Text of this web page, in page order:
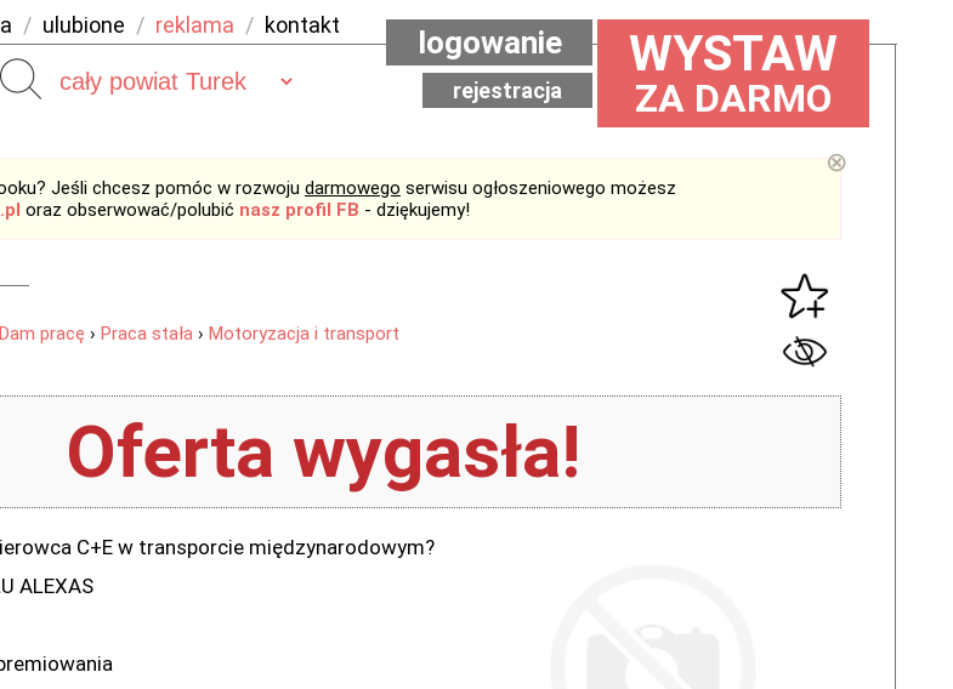
/ ulubione / reklama / kontakt
Szukaj WYSTAW
ZA DARMO
logowanie
rejestracja
Jeśli chcesz pomóc w rozwoju darmowego serwisu ogłoszeniowego możesz
oraz obserwować/polubić nasz profil FB - dziękujemy!
⊗
Dam pracę › Praca stała › Motoryzacja i transport
Oferta wygasła!
C+E w transporcie międzynarodowym?
ALEXAS